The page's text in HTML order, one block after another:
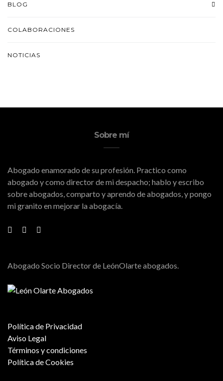
BLOG
COLABORACIONES
NOTICIAS
Sobre mí
Abogado enamorado de su profesión. Practico como
abogado y como director de mi despacho; hablo y escribo
sobre abogados, comparto y aprendo de abogados, y pongo
mi granito en mejorar la abogacía.
Abogado Socio Director de LeónOlarte abogados.
Política de Privacidad
Aviso Legal
Términos y condiciones
Política de Cookies